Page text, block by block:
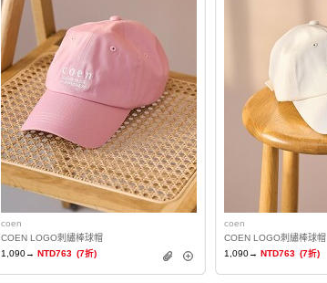
coen
COEN LOGO刺繡棒球帽
1,090→ NTD763 (7折)
coen
COEN LOGO刺繡棒球帽
1,090→ NTD763 (7折)